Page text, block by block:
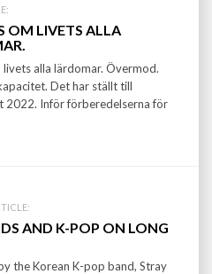
OM LIVETS ALLA
livets alla lärdomar. Övermod.
Det har ställt till
2022. Inför förberedelserna för
AND K-POP ON LONG
the Korean K-pop band, Stray